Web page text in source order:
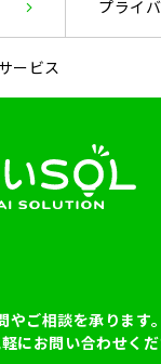
ービス
プライ
やご相談を承ります。
にお問い合わせくだ